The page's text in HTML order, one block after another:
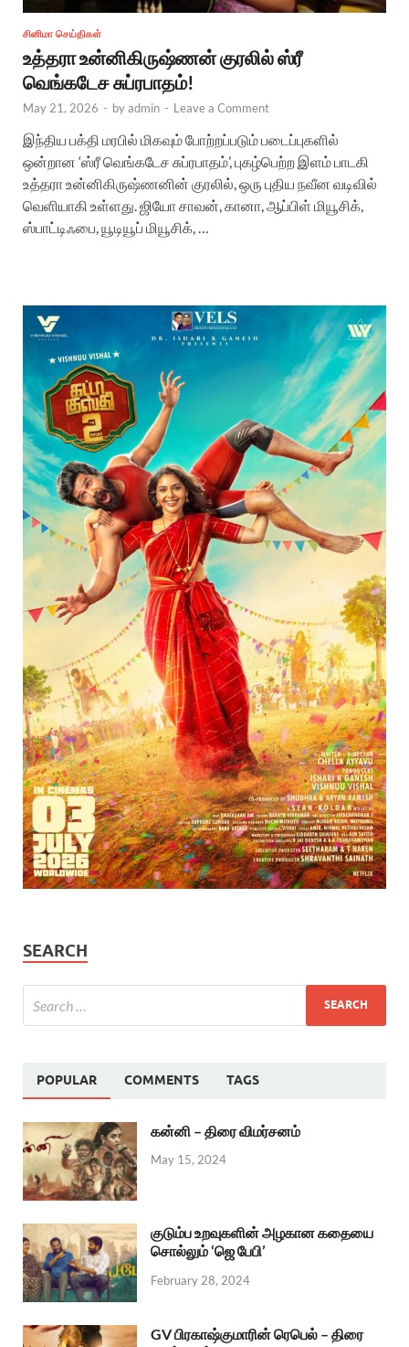
சினிமா செய்திகள்
உத்தரா உன்னிகிருஷ்ணன் குரலில் ஸ்ரீ
வெங்கடேச சுப்ரபாதம்!
May 21, 2026 - byadmin - Leave a Comment
இந்திய பக்தி மரபில் மிகவும் போற்றப்படும் படைப்புகளில்
ஒன்றான ‘ஸ்ரீ வெங்கடேச சுப்ரபாதம்’, புகழ்பெற்ற இளம் பாடகி
உத்தரா உன்னிகிருஷ்ணனின் குரலில், ஒரு புதிய நவீன வடிவில்
வெளியாகி உள்ளது. ஜியோ சாவன், கானா, ஆப்பிள் மியூசிக்,
ஸ்பாட்டிஃபை, யூடியூப் மியூசிக், …
SEARCH
POPULAR COMMENTS TAGS
கன்னி – திரை விமர்சனம்
May 15, 2024
குடும்ப உறவுகளின் அழகான கதையை
சொல்லும் ‘ஜெ பேபி’
February 28, 2024
GV பிரகாஷ்குமாரின் ரெபெல் – திரை